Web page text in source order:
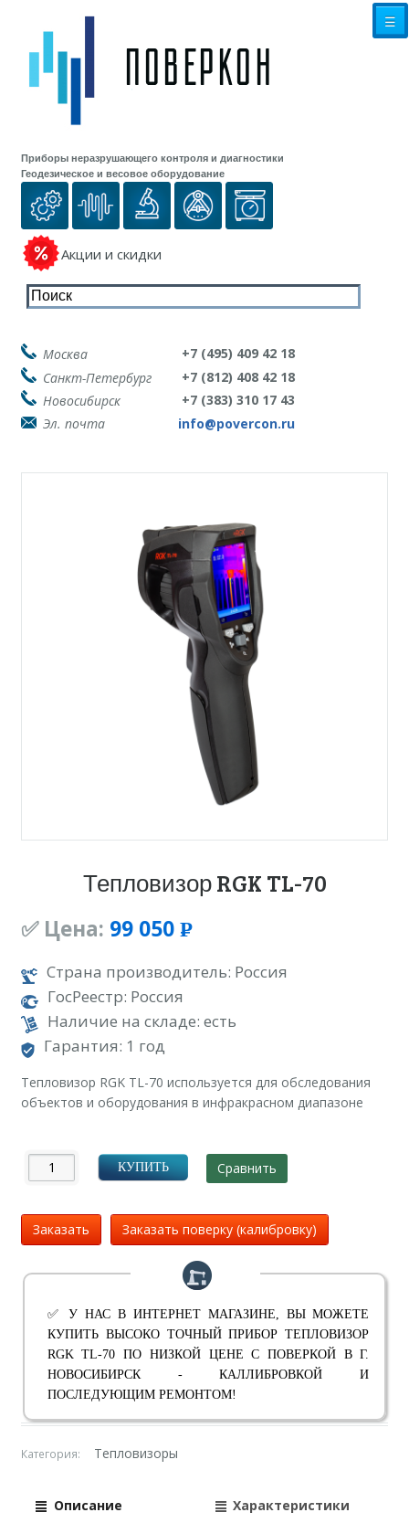
Приборы неразрушающего контроля и диагностики
Геодезическое и весовое оборудование
Акции и скидки
☰
Москва
+7 (495) 409 42 18
Санкт-Петербург
+7 (812) 408 42 18
Новосибирск
+7 (383) 310 17 43
Эл. почта
info@povercon.ru
Тепловизор RGK TL-70
✅ Цена: 99 050 Р
УБ.
Страна производитель: Россия
ГосРеестр: Россия
Наличие на складе: есть
Гарантия: 1 год
Тепловизор RGK TL-70 используется для обследования
объектов и оборудования в инфракрасном диапазоне
КУПИТЬ Сравнить
Заказать Заказать поверку (калибровку)
✅ У НАС В ИНТЕРНЕТ МАГАЗИНЕ, ВЫ МОЖЕТЕ
КУПИТЬ ВЫСОКО ТОЧНЫЙ ПРИБОР ТЕПЛОВИЗОР
RGK TL-70 ПО НИЗКОЙ ЦЕНЕ С ПОВЕРКОЙ В Г.
НОВОСИБИРСК - КАЛЛИБРОВКОЙ И
ПОСЛЕДУЮЩИМ РЕМОНТОМ!
Категория: Тепловизоры
Описание Характеристики